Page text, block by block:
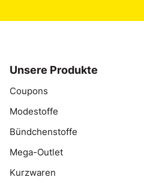
Unsere Produkte
Coupons
Modestoffe
Bündchenstoffe
Mega-Outlet
Kurzwaren